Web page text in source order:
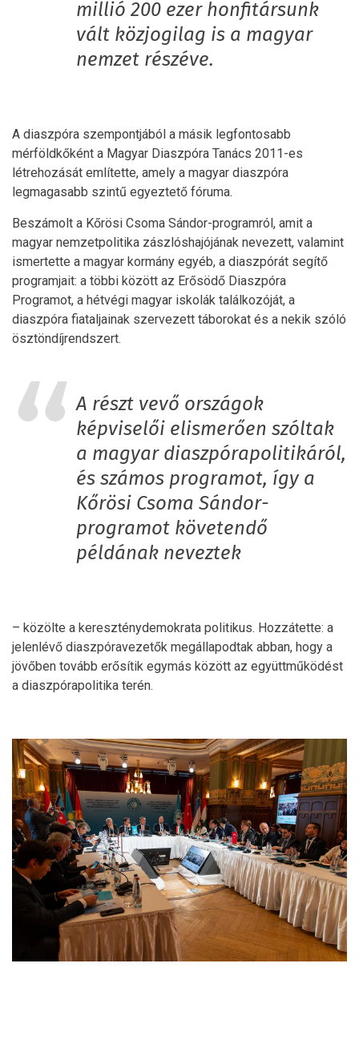
millió 200 ezer honfitársunk
vált közjogilag is a magyar
nemzet részéve.
A diaszpóra szempontjából a másik legfontosabb
mérföldkőként a Magyar Diaszpóra Tanács 2011-es
létrehozását említette, amely a magyar diaszpóra
legmagasabb szintű egyeztető fóruma.
Beszámolt a Kőrösi Csoma Sándor-programról, amit a
magyar nemzetpolitika zászlóshajójának nevezett, valamint
ismertette a magyar kormány egyéb, a diaszpórát segítő
programjait: a többi között az Erősödő Diaszpóra
Programot, a hétvégi magyar iskolák találkozóját, a
diaszpóra fiataljainak szervezett táborokat és a nekik szóló
ösztöndíjrendszert.
A részt vevő országok
képviselői elismerően szóltak
a magyar diaszpórapolitikáról,
és számos programot, így a
Kőrösi Csoma Sándor-
programot követendő
példának neveztek
– közölte a kereszténydemokrata politikus. Hozzátette: a
jelenlévő diaszpóravezetők megállapodtak abban, hogy a
jövőben tovább erősítik egymás között az együttműködést
a diaszpórapolitika terén.